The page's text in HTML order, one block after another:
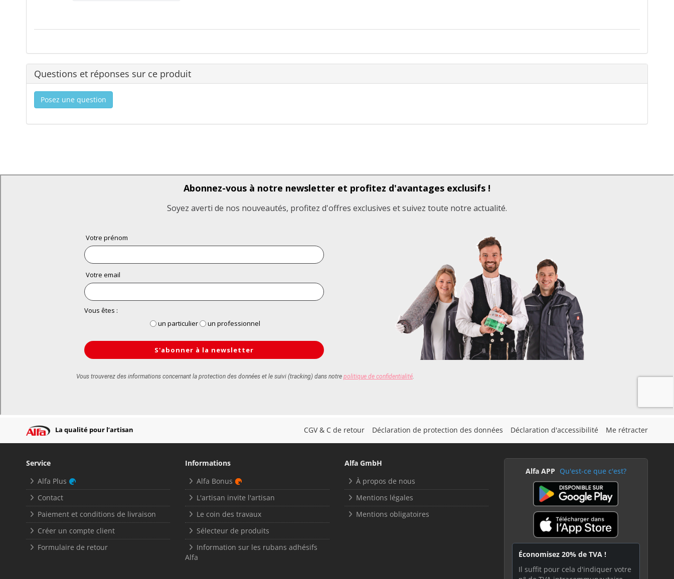
Questions et réponses sur ce produit
Posez une question
La qualité pour l’artisan CGV & C de retour Déclaration de protection des données Déclaration d'accessibilité Me rétracter
Service
Alfa Plus
Contact
Paiement et conditions de livraison
Créer un compte client
Formulaire de retour
Informations
Alfa Bonus
L'artisan invite l'artisan
Le coin des travaux
Sélecteur de produits
Information sur les rubans adhésifs
Alfa
Alfa GmbH
À propos de nous
Mentions légales
Mentions obligatoires
Alfa APP Qu'est-ce que c'est?
Économisez 20% de TVA !
Il suffit pour cela d'indiquer votre